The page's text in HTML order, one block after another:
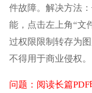
件故障。解决方法
能，点击左上角“文
过权限限制转存为
不得用于商业侵权。
问题：阅读长篇